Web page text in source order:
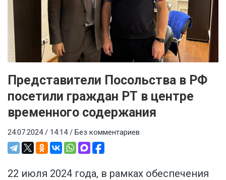
Представители Посольства в РФ
посетили граждан РТ в центре
временного содержания
24.07.2024 / 14:14 / Без комментариев
22 июля 2024 года, в рамках обеспечения